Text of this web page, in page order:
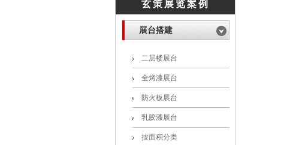
玄策展览案例
展台搭建
二层楼展台
全烤漆展台
防火板展台
乳胶漆展台
按面积分类